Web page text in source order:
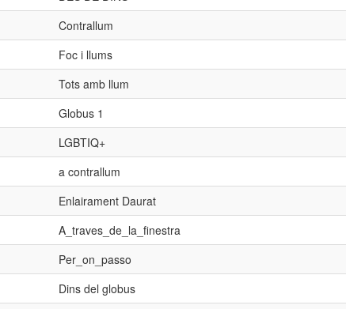
Contrallum
Foc i llums
Tots amb llum
Globus 1
LGBTIQ+
a contrallum
Enlairament Daurat
A_traves_de_la_finestra
Per_on_passo
Dins del globus